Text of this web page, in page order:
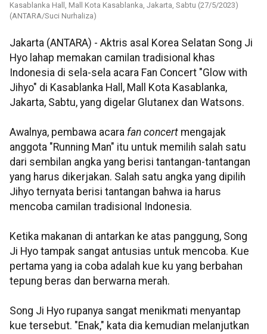
Kasablanka Hall, Mall Kota Kasablanka, Jakarta, Sabtu (27/5/2023)
(ANTARA/Suci Nurhaliza)
Jakarta (ANTARA) - Aktris asal Korea Selatan Song Ji
Hyo lahap memakan camilan tradisional khas
Indonesia di sela-sela acara Fan Concert "Glow with
Jihyo" di Kasablanka Hall, Mall Kota Kasablanka,
Jakarta, Sabtu, yang digelar Glutanex dan Watsons.
Awalnya, pembawa acara fan concert mengajak
anggota "Running Man" itu untuk memilih salah satu
dari sembilan angka yang berisi tantangan-tantangan
yang harus dikerjakan. Salah satu angka yang dipilih
Jihyo ternyata berisi tantangan bahwa ia harus
mencoba camilan tradisional Indonesia.
Ketika makanan di antarkan ke atas panggung, Song
Ji Hyo tampak sangat antusias untuk mencoba. Kue
pertama yang ia coba adalah kue ku yang berbahan
tepung beras dan berwarna merah.
Song Ji Hyo rupanya sangat menikmati menyantap
kue tersebut. "Enak," kata dia kemudian melanjutkan